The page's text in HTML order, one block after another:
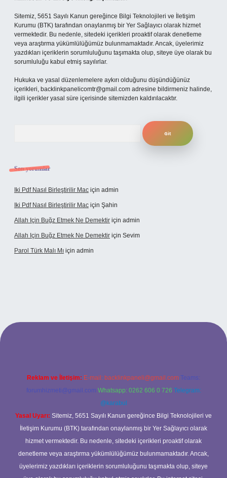
Sitemiz, 5651 Sayılı Kanun gereğince Bilgi Teknolojileri ve İletişim
Kurumu (BTK) tarafından onaylanmış bir Yer Sağlayıcı olarak hizmet
vermektedir. Bu nedenle, sitedeki içerikleri proaktif olarak denetleme
veya araştırma yükümlülüğümüz bulunmamaktadır. Ancak, üyelerimiz
yazdıkları içeriklerin sorumluluğunu taşımakta olup, siteye üye olarak bu
sorumluluğu kabul etmiş sayılırlar.
Hukuka ve yasal düzenlemelere aykırı olduğunu düşündüğünüz
içerikleri, backlinkpanelicomtr@gmail.com adresine bildirmeniz halinde,
ilgili içerikler yasal süre içerisinde sitemizden kaldırılacaktır.
Son yorumlar
Iki Pdf Nasıl Birleştirilir Mac için admin
Iki Pdf Nasıl Birleştirilir Mac için Şahin
Allah Için Buğz Etmek Ne Demektir için admin
Allah Için Buğz Etmek Ne Demektir için Sevim
Parol Türk Malı Mı için admin
Reklam ve İletişim: E-mail: backlinkpaneli@gmail.com Teams:
forumhizmeti@gmail.com Whatsapp: 0262 606 0 726 Telegram:
@karabul
Yasal Uyarı: Sitemiz, 5651 Sayılı Kanun gereğince Bilgi Teknolojileri ve
İletişim Kurumu (BTK) tarafından onaylanmış bir Yer Sağlayıcı olarak
hizmet vermektedir. Bu nedenle, sitedeki içerikleri proaktif olarak
denetleme veya araştırma yükümlülüğümüz bulunmamaktadır. Ancak,
üyelerimiz yazdıkları içeriklerin sorumluluğunu taşımakta olup, siteye